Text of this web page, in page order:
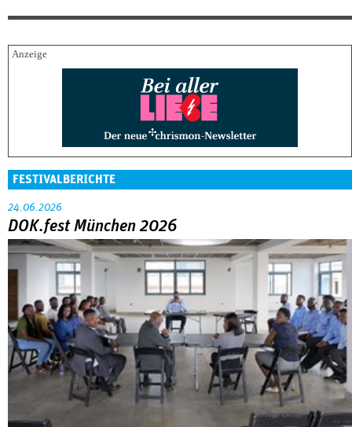
FESTIVALBERICHTE
24.06.2026
DOK.fest München 2026